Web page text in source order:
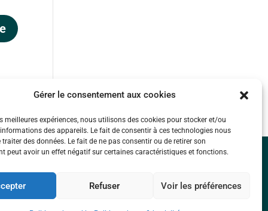
Gérer le consentement aux cookies
meilleures expériences, nous utilisons des cookies pour stocker et/ou
des appareils. Le fait de consentir à ces technologies nous
des données. Le fait de ne pas consentir ou de retirer son
peut avoir un effet négatif sur certaines caractéristiques et fonctions.
Refuser Voir les préférences
Mentions légales